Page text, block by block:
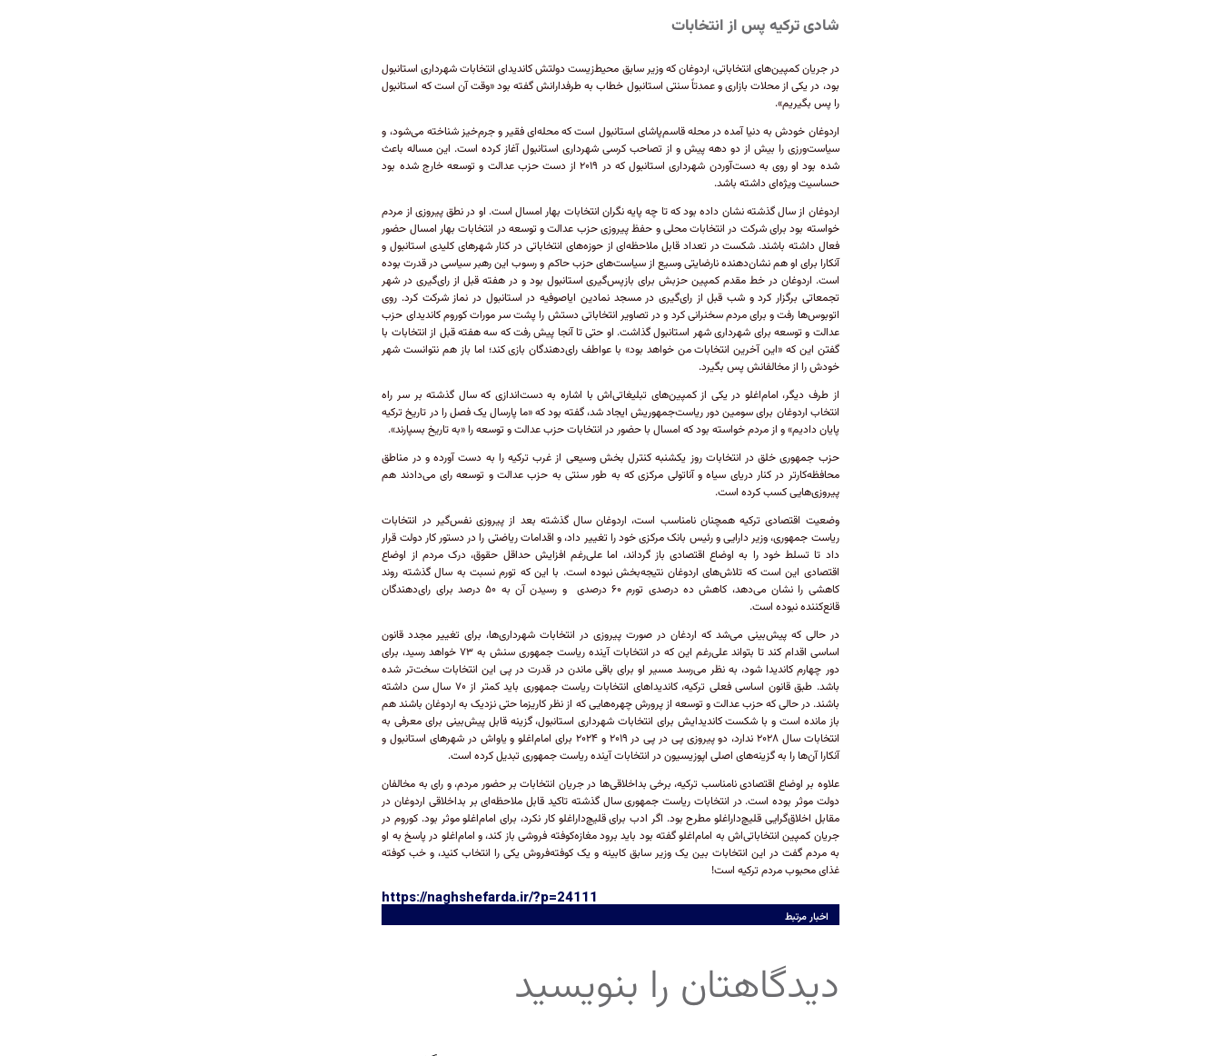
شادی ترکیه پس از انتخابات
در جریان کمپین‌های انتخاباتی، اردوغان که وزیر سابق محیط‌زیست دولتش کاندیدای انتخابات شهرداری استانبول
بود، در یکی از محلات بازاری و عمدتاً سنتی استانبول خطاب به طرفدارانش گفته بود «وقت آن است که استانبول
را پس بگیریم».
اردوغان خودش به دنیا آمده در محله قاسم‌پاشای استانبول است که محله‌ای فقیر و جرم‌خیز شناخته می‌شود، و
سیاست‌ورزی را بیش از دو دهه پیش و از تصاحب کرسی شهرداری استانبول آغاز کرده است. این مساله باعث
شده بود او روی به دست‌آوردن شهرداری استانبول که در ۲۰۱۹ از دست حزب عدالت و توسعه خارج شده بود
حساسیت ویژه‌ای داشته باشد.
اردوغان از سال گذشته نشان داده بود که تا چه پایه نگران انتخابات بهار امسال است. او در نطق پیروزی از مردم
خواسته بود برای شرکت در انتخابات محلی و حفظ پیروزی حزب عدالت و توسعه در انتخابات بهار امسال حضور
فعال داشته باشند. شکست در تعداد قابل ملاحظه‌ای از حوزه‌های انتخاباتی در کنار شهر‌های کلیدی استانبول و
آنکارا برای او هم نشان‌دهنده نارضایتی وسیع از سیاست‌های حزب حاکم و رسوب این رهبر سیاسی در قدرت بوده
است. اردوغان در خط مقدم کمپین حزبش برای بازپس‌گیری استانبول بود و در هفته قبل از رای‌گیری در شهر
تجمعاتی برگزار کرد و شب قبل از رای‌گیری در مسجد نمادین ایاصوفیه در استانبول در نماز شرکت کرد. روی
اتوبوس‌ها رفت و برای مردم سخنرانی کرد و در تصاویر انتخاباتی دستش را پشت سر مورات کوروم کاندیدای حزب
عدالت و توسعه برای شهرداری شهر استانبول گذاشت. او حتی تا آنجا پیش رفت که سه هفته قبل از انتخابات با
گفتن این که «این آخرین انتخابات من خواهد بود» با عواطف رای‌دهندگان بازی کند؛ اما باز هم نتوانست شهر
خودش را از مخالفانش پس بگیرد.
از طرف دیگر، امام‌اغلو در یکی از کمپین‌های تبلیغاتی‌اش با اشاره به دست‌اندازی که سال گذشته بر سر راه
انتخاب اردوغان برای سومین دور ریاست‌جمهوریش ایجاد شد، گفته بود که «ما پارسال یک فصل را در تاریخ ترکیه
پایان دادیم» و از مردم خواسته بود که امسال با حضور در انتخابات حزب عدالت و توسعه را «به تاریخ بسپارند».
حزب جمهوری خلق در انتخابات روز یکشنبه کنترل بخش وسیعی از غرب ترکیه را به دست آورده و در مناطق
محافظه‌کارتر در کنار دریای سیاه و آناتولی مرکزی که به طور سنتی به حزب عدالت و توسعه رای می‌دادند هم
پیروزی‌هایی کسب کرده است.
وضعیت اقتصادی ترکیه همچنان نامناسب است، اردوغان سال گذشته بعد از پیروزی نفس‌گیر در انتخابات
ریاست جمهوری، وزیر دارایی و رئیس بانک مرکزی خود را تغییر داد، و اقدامات ریاضتی را در دستور کار دولت قرار
داد تا تسلط خود را به اوضاع اقتصادی باز گرداند، اما علی‌رغم افزایش حداقل حقوق، درک مردم از اوضاع
اقتصادی این است که تلاش‌های اردوغان نتیجه‌بخش نبوده است. با این که تورم نسبت به سال گذشته روند
کاهشی را نشان می‌دهد، کاهش ده درصدی تورم ۶۰ درصدی و رسیدن آن به ۵۰ درصد برای رای‌دهندگان
قانع‌کننده نبوده است.
در حالی که پیش‌بینی می‌شد که اردغان در صورت پیروزی در انتخابات شهرداری‌ها، برای تغییر مجدد قانون
اساسی اقدام کند تا بتواند علی‌رغم این که در انتخابات آینده ریاست جمهوری سنش به ۷۳ خواهد رسید، برای
دور چهارم کاندیدا شود، به نظر می‌رسد مسیر او برای باقی ماندن در قدرت در پی این انتخابات سخت‌تر شده
باشد. طبق قانون اساسی فعلی ترکیه، کاندیدا‌های انتخابات ریاست جمهوری باید کمتر از ۷۰ سال سن داشته
باشند. در حالی که حزب عدالت و توسعه از پرورش چهره‌هایی که از نظر کاریزما حتی نزدیک به اردوغان باشند هم
باز مانده است و با شکست کاندیدایش برای انتخابات شهرداری استانبول، گزینه قابل پیش‌بینی برای معرفی به
انتخابات سال ۲۰۲۸ ندارد، دو پیروزی پی در پی در ۲۰۱۹ و ۲۰۲۴ برای امام‌اغلو و یاواش در شهر‌های استانبول و
آنکارا آن‌ها را به گزینه‌های اصلی اپوزیسیون در انتخابات آینده ریاست جمهوری تبدیل کرده است.
علاوه بر اوضاع اقتصادی نامناسب ترکیه، برخی بداخلاقی‌ها در جریان انتخابات بر حضور مردم، و رای به مخالفان
دولت موثر بوده است. در انتخابات ریاست جمهوری سال گذشته تاکید قابل ملاحظه‌ای بر بداخلاقی اردوغان در
مقابل اخلاق‌گرایی قلیچ‌داراغلو مطرح بود. اگر ادب برای قلیچ‌داراغلو کار نکرد، برای امام‌اغلو موثر بود. کوروم در
جریان کمپین انتخاباتی‌اش به امام‌اغلو گفته بود باید برود مغازه‌کوفته فروشی باز کند، و امام‌اغلو در پاسخ به او
به مردم گفت در این انتخابات بین یک وزیر سابق کابینه و یک کوفته‌فروش یکی را انتخاب کنید، و خب کوفته
غذای محبوب مردم ترکیه است!
https://naghshefarda.ir/?p=24111
اخبار مرتبط
دیدگاهتان را بنویسید